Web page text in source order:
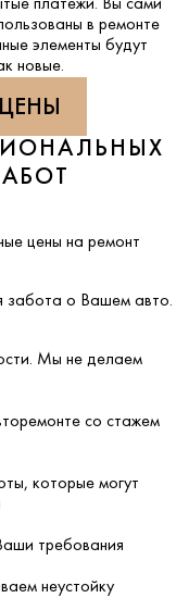
платежи. Вы сами
в ремонте
элементы будут
новые.
цены на ремонт
забота о Вашем авто.
Мы не делаем
со стажем
которые могут
требования
неустойку